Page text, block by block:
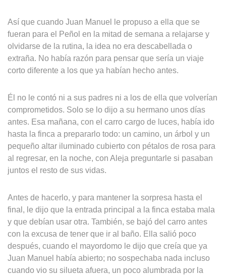
Así que cuando Juan Manuel le propuso a ella que se
fueran para el Peñol en la mitad de semana a relajarse y
olvidarse de la rutina, la idea no era descabellada o
extraña. No había razón para pensar que sería un viaje
corto diferente a los que ya habían hecho antes.
Él no le contó ni a sus padres ni a los de ella que volverían
comprometidos. Solo se lo dijo a su hermano unos días
antes. Esa mañana, con el carro cargo de luces, había ido
hasta la finca a prepararlo todo: un camino, un árbol y un
pequeño altar iluminado cubierto con pétalos de rosa para
al regresar, en la noche, con Aleja preguntarle si pasaban
juntos el resto de sus vidas.
Antes de hacerlo, y para mantener la sorpresa hasta el
final, le dijo que la entrada principal a la finca estaba mala
y que debían usar otra. También, se bajó del carro antes
con la excusa de tener que ir al baño. Ella salió poco
después, cuando el mayordomo le dijo que creía que ya
Juan Manuel había abierto; no sospechaba nada incluso
cuando vio su silueta afuera, un poco alumbrada por la